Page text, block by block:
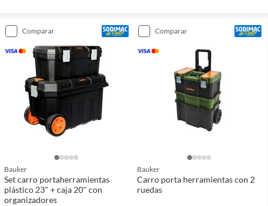
comparar
Bauker
Set carro portaherramientas
plástico 23" + caja 20" con
organizadores
comparar
Bauker
Carro porta herramientas con 2
ruedas